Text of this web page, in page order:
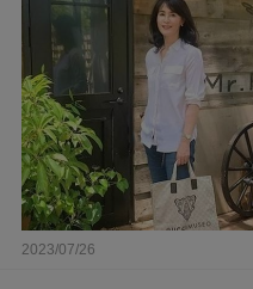
2023/07/26